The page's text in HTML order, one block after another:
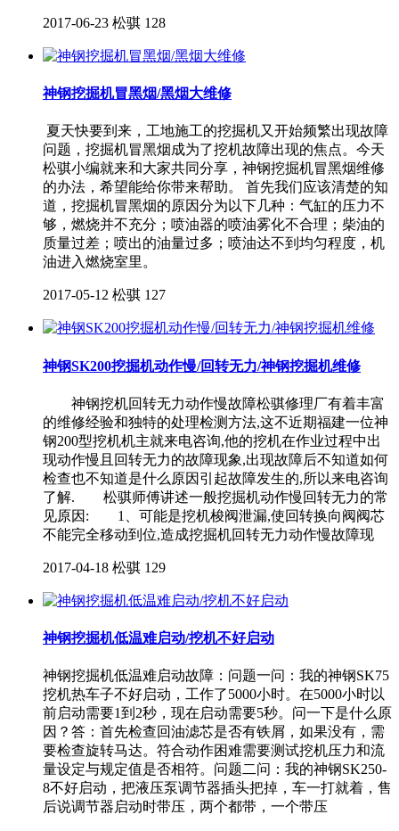
2017-06-23 松骐 128
神钢挖掘机冒黑烟/黑烟大维修
夏天快要到来，工地施工的挖掘机又开始频繁出现故障
问题，挖掘机冒黑烟成为了挖机故障出现的焦点。今天
松骐小编就来和大家共同分享，神钢挖掘机冒黑烟维修
的办法，希望能给你带来帮助。 首先我们应该清楚的知
道，挖掘机冒黑烟的原因分为以下几种：气缸的压力不
够，燃烧并不充分；喷油器的喷油雾化不合理；柴油的
质量过差；喷出的油量过多；喷油达不到均匀程度，机
油进入燃烧室里。
2017-05-12 松骐 127
神钢SK200挖掘机动作慢/回转无力/神钢挖掘机维修
神钢挖机回转无力动作慢故障松骐修理厂有着丰富
的维修经验和独特的处理检测方法,这不近期福建一位神
钢200型挖机机主就来电咨询,他的挖机在作业过程中出
现动作慢且回转无力的故障现象,出现故障后不知道如何
检查也不知道是什么原因引起故障发生的,所以来电咨询
了解. 松骐师傅讲述一般挖掘机动作慢回转无力的常
见原因: 1、可能是挖机梭阀泄漏,使回转换向阀阀芯
不能完全移动到位,造成挖掘机回转无力动作慢故障现
2017-04-18 松骐 129
神钢挖掘机低温难启动/挖机不好启动
神钢挖掘机低温难启动故障：问题一问：我的神钢SK75
挖机热车子不好启动，工作了5000小时。在5000小时以
前启动需要1到2秒，现在启动需要5秒。问一下是什么原
因？答：首先检查回油滤芯是否有铁屑，如果没有，需
要检查旋转马达。符合动作困难需要测试挖机压力和流
量设定与规定值是否相符。问题二问：我的神钢SK250-
8不好启动，把液压泵调节器插头把掉，车一打就着，售
后说调节器启动时带压，两个都带，一个带压